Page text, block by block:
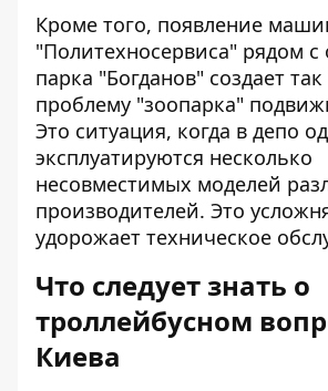
Кроме того, появление
"Политехносервиса" рядом с
парка "Богданов" создает
проблему "зоопарка"
Это ситуация, когда в депо
эксплуатируются несколько
несовместимых моделей
производителей. Это
удорожает техническое
Что следует знать о
троллейбусном
Киева